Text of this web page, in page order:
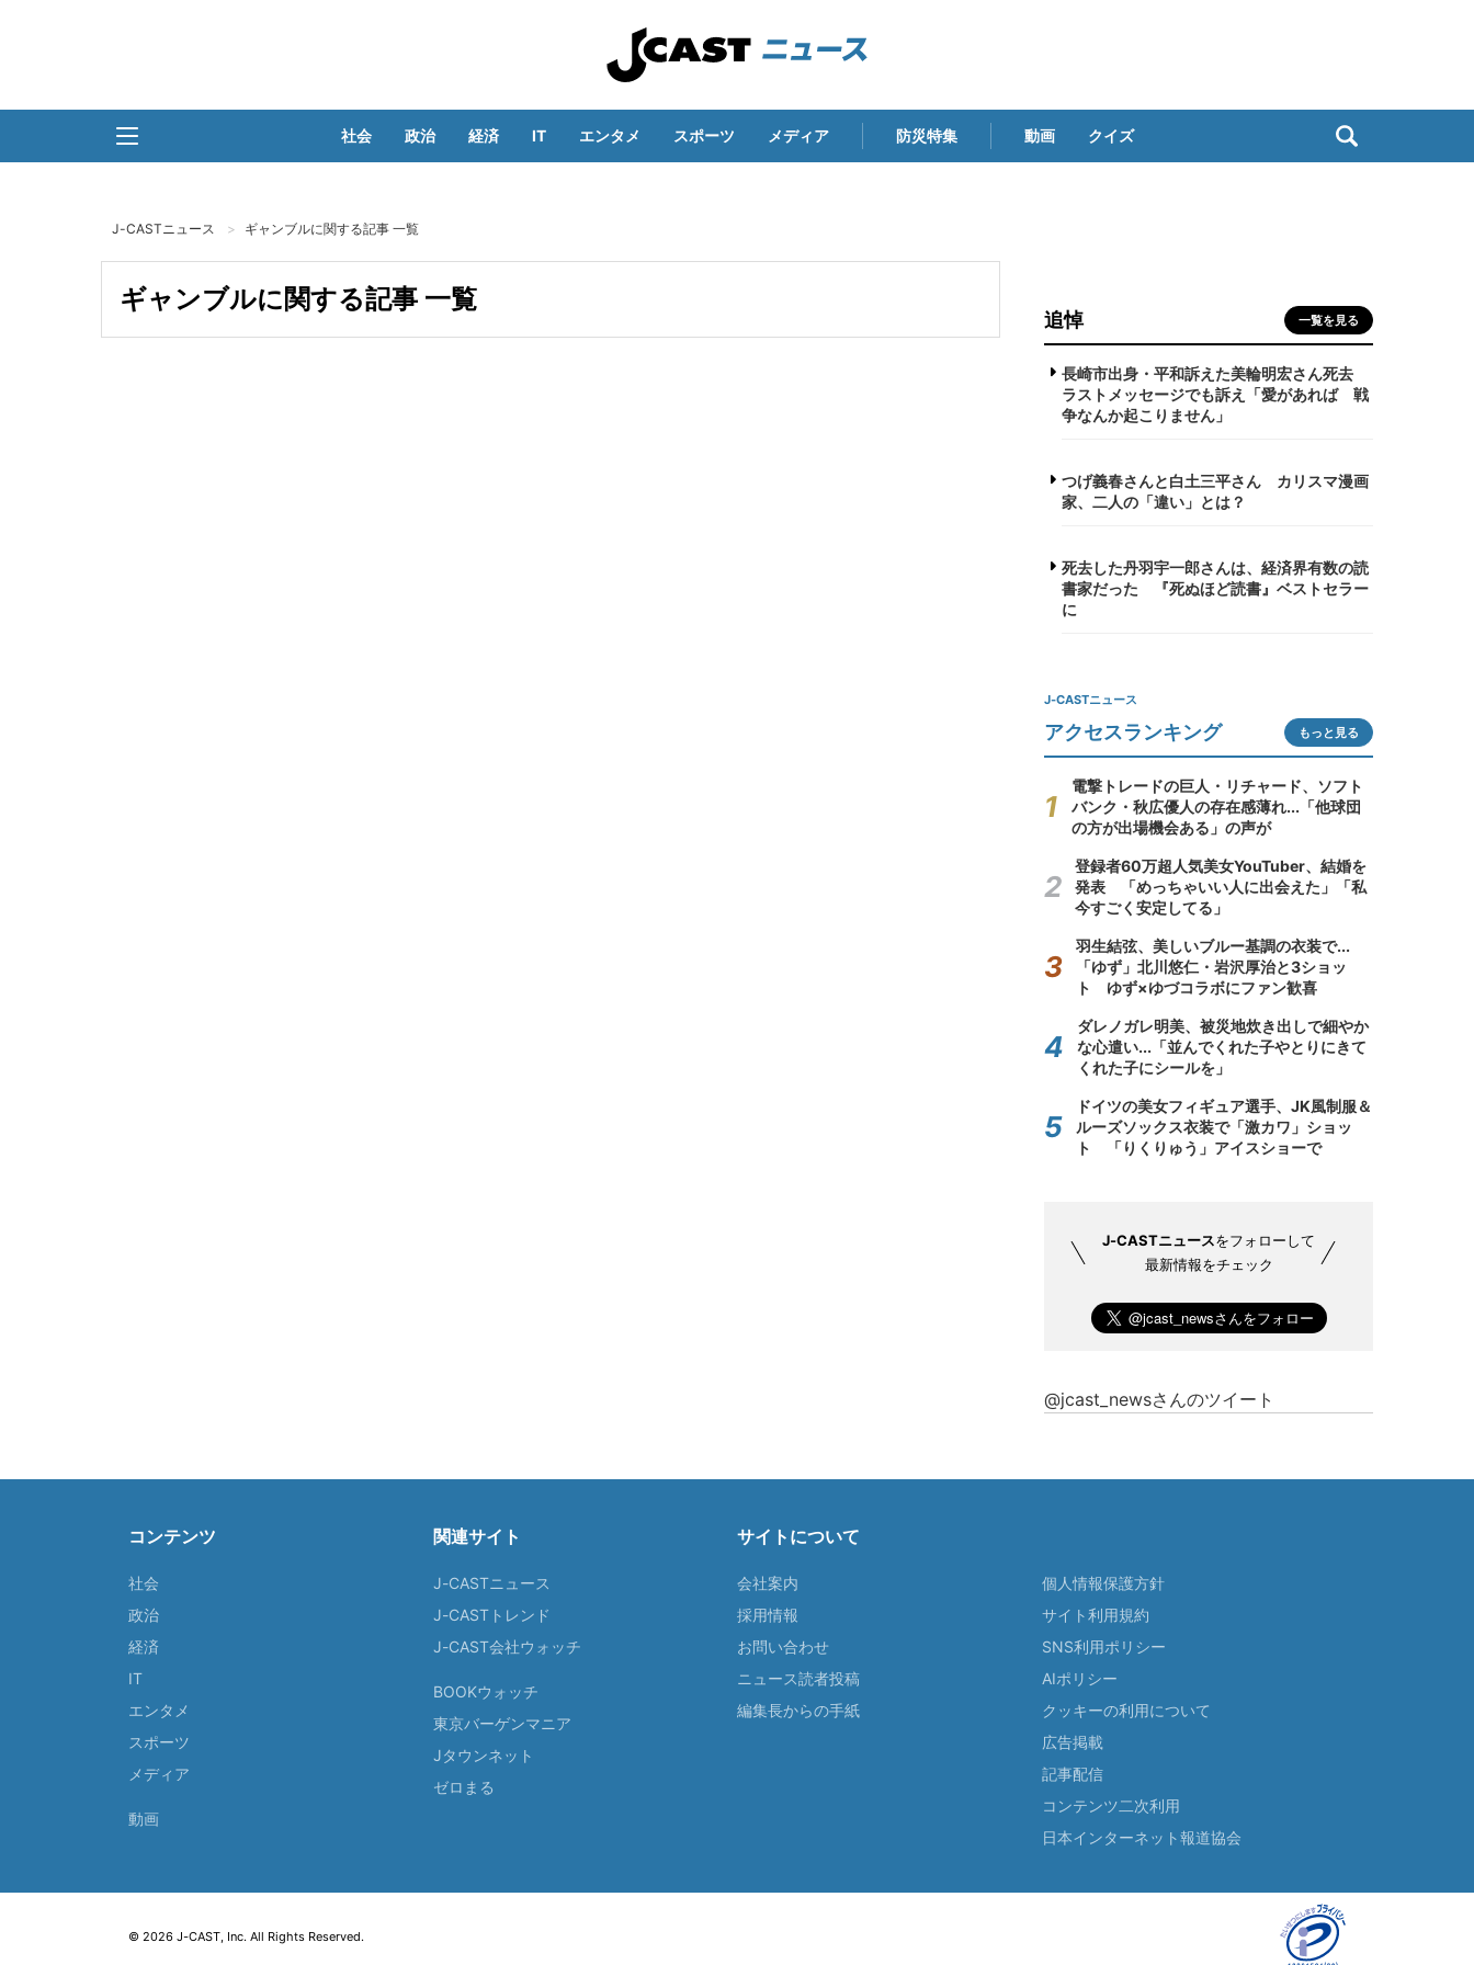
社会 政治 経済 IT エンタメ スポーツ メディア 防災特集 動画 クイズ
J-CASTニュース ギャンブルに関する記事 一覧
ギャンブルに関する記事 一覧
追悼 一覧を見る
長崎市出身・平和訴えた美輪明宏さん死去
ラストメッセージでも訴え「愛があれば 戦
争なんか起こりません」
つげ義春さんと白土三平さん カリスマ漫画
家、二人の「違い」とは？
死去した丹羽宇一郎さんは、経済界有数の読
書家だった 『死ぬほど読書』ベストセラー
に
J-CASTニュース
アクセスランキング もっと見る
電撃トレードの巨人・リチャード、ソフト
バンク・秋広優人の存在感薄れ...「他球団
の方が出場機会ある」の声が
登録者60万超人気美女YouTuber、結婚を
発表 「めっちゃいい人に出会えた」「私
今すごく安定してる」
羽生結弦、美しいブルー基調の衣装で...
「ゆず」北川悠仁・岩沢厚治と3ショッ
ト ゆず×ゆづコラボにファン歓喜
ダレノガレ明美、被災地炊き出しで細やか
な心遣い...「並んでくれた子やとりにきて
くれた子にシールを」
ドイツの美女フィギュア選手、JK風制服＆
ルーズソックス衣装で「激カワ」ショッ
ト 「りくりゅう」アイスショーで
J-CASTニュースをフォローして
最新情報をチェック
@jcast_newsさんのツイート
コンテンツ
社会
政治
経済
IT
エンタメ
スポーツ
メディア
動画
関連サイト
J-CASTニュース
J-CASTトレンド
J-CAST会社ウォッチ
BOOKウォッチ
東京バーゲンマニア
Jタウンネット
ゼロまる
サイトについて
会社案内
採用情報
お問い合わせ
ニュース読者投稿
編集長からの手紙
個人情報保護方針
サイト利用規約
SNS利用ポリシー
AIポリシー
クッキーの利用について
広告掲載
記事配信
コンテンツ二次利用
日本インターネット報道協会
© 2026 J-CAST, Inc. All Rights Reserved.